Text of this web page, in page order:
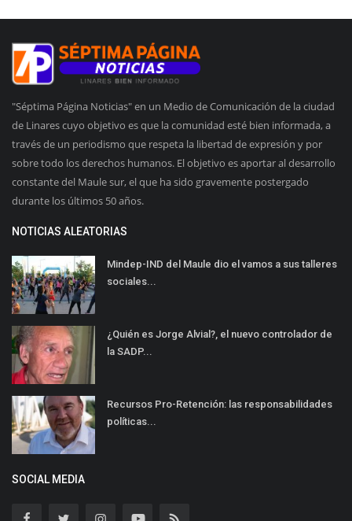
"Séptima Página Noticias" en un Medio de Comunicación de la ciudad
de Linares cuyo objetivo es que la comunidad esté bien informada, a
través de un periodismo que respeta la libertad de expresión y por
sobre todo los derechos humanos. El objetivo es aportar al desarrollo
constante del Maule sur, el que ha sido gravemente postergado
durante los últimos 50 años.
NOTICIAS ALEATORIAS
Mindep-IND del Maule dio el vamos a sus talleres
sociales...
¿Quién es Jorge Alvial?, el nuevo controlador de
la SADP...
Recursos Pro-Retención: las responsabilidades
políticas...
SOCIAL MEDIA